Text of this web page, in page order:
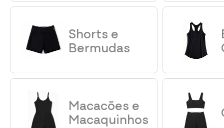
Shorts e
Bermudas
Macacões e
Macaquinhos